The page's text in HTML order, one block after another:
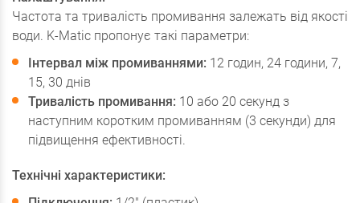
Частота та тривалість промивання залежать від якості
води. K-Matic пропонує такі параметри:
Інтервал між промиваннями: 12 годин, 24 години, 7,
15, 30 днів
Тривалість промивання: 10 або 20 секунд з
наступним коротким промиванням (3 секунди) для
підвищення ефективності.
Технічні характеристики: